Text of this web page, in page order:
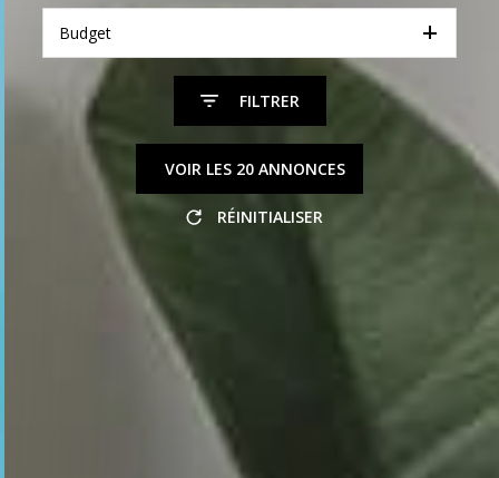
Budget
FILTRER
VOIR LES 20 ANNONCES
RÉINITIALISER